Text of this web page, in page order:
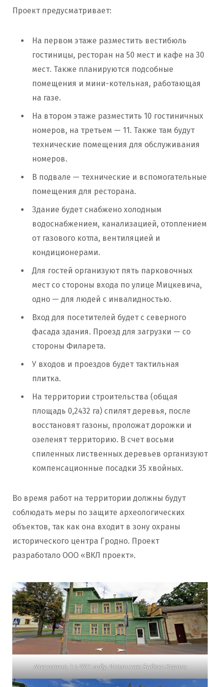
Проект предусматривает:
На первом этаже разместить вестибюль
гостиницы, ресторан на 50 мест и кафе на 30
мест. Также планируются подсобные
помещения и мини-котельная, работающая
на газе.
На втором этаже разместить 10 гостиничных
номеров, на третьем — 11. Также там будут
технические помещения для обслуживания
номеров.
В подвале — технические и вспомогательные
помещения для ресторана.
Здание будет снабжено холодным
водоснабжением, канализацией, отоплением
от газового котла, вентиляцией и
кондиционерами.
Для гостей организуют пять парковочных
мест со стороны входа по улице Мицкевича,
одно — для людей с инвалидностью.
Вход для посетителей будет с северного
фасада здания. Проезд для загрузки — со
стороны Филарета.
У входов и проездов будет тактильная
плитка.
На территории строительства (общая
площадь 0,2432 га) спилят деревья, после
восстановят газоны, проложат дорожки и
озеленят территорию. В счет восьми
спиленных лиственных деревьев организуют
компенсационные посадки 35 хвойных.
Во время работ на территории должны будут
соблюдать меры по защите археологических
объектов, так как она входит в зону охраны
исторического центра Гродно. Проект
разработало ООО «ВКЛ проект».
Мицкевича, 1 в 2011 году. Источник: Яндекс.Карты